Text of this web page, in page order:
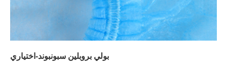
بولي بروبلين سبونبوند-اختياري